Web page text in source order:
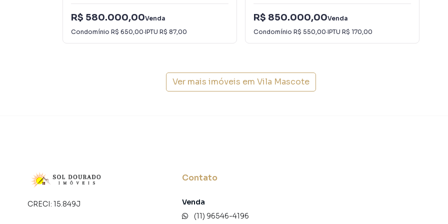
R$ 580.000,00Venda
Condomínio R$ 650,00·IPTU R$ 87,00
R$ 850.000,00Venda
Condomínio R$ 550,00·IPTU R$ 170,00
Ver mais imóveis em Vila Mascote
CRECI: 15.849J
Contato
Venda
(11) 96546-4196